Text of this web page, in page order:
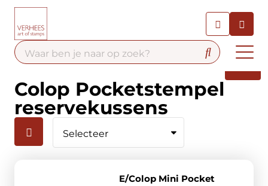
Contact
Colop Pocketstempel
reservekussens
E/Colop Mini Pocket